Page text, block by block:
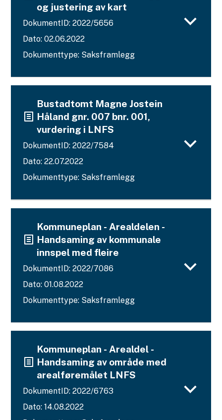
og justering av kart
DokumentID: 2022/5656
Dato: 02.06.2022
Dokumenttype: Saksframlegg
Bustadtomt Magne Jostein
Håland gnr. 007 bnr. 001,
vurdering i LNFS
DokumentID: 2022/7584
Dato: 22.07.2022
Dokumenttype: Saksframlegg
Kommuneplan - Arealdelen -
Handsaming av kommunale
innspel med fleire
DokumentID: 2022/7086
Dato: 01.08.2022
Dokumenttype: Saksframlegg
Kommuneplan - Arealdel -
Handsaming av område med
arealføremålet LNFS
DokumentID: 2022/6763
Dato: 14.08.2022